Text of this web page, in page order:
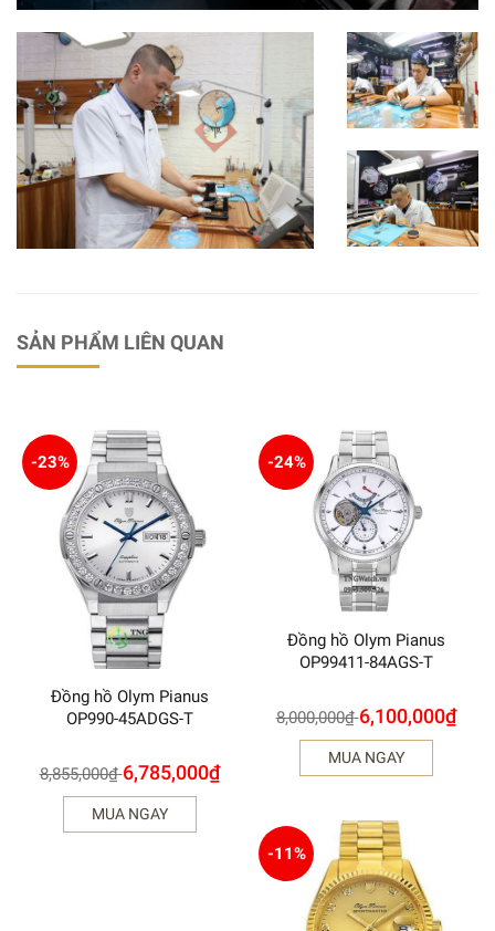
SẢN PHẨM LIÊN QUAN
-23%
Đồng hồ Olym Pianus
OP990-45ADGS-T
8,855,000₫ 6,785,000₫
MUA NGAY
-24%
Đồng hồ Olym Pianus
OP99411-84AGS-T
8,000,000₫ 6,100,000₫
MUA NGAY
-11%